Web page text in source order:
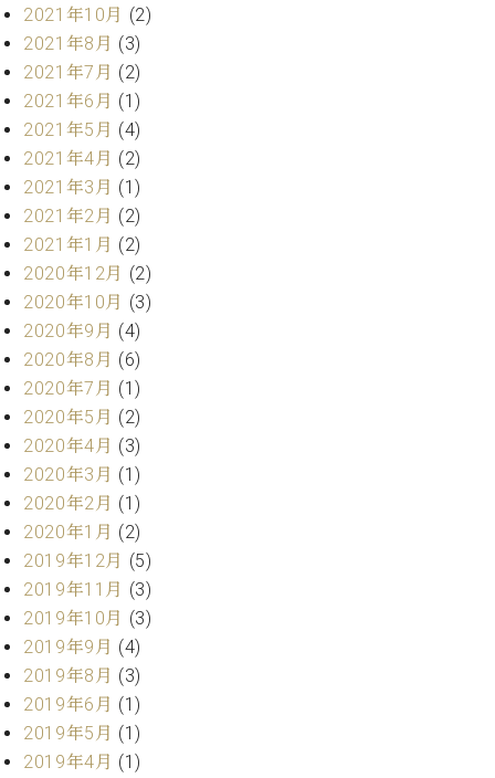
ホ
フ
マ
ン
ヴ
ィ
ジ
ョ
ン
C.BECHSTEIN
Digital(ベ
ヒ
シ
ュ
タ
イ
ン
デ
ジ
タ
ル)
拶
技
者
紹
介
展示
情報
【ユ
ーロ
ピア
ノ特
選中
古】
イ
ン
ト
情
報
八
王
工
房
ブ
ロ
グ
ク
セ
ス
2021年10月 (2)
2021年8月 (3)
2021年7月 (2)
2021年6月 (1)
2021年5月 (4)
2021年4月 (2)
2021年3月 (1)
2021年2月 (2)
2021年1月 (2)
2020年12月 (2)
2020年10月 (3)
2020年9月 (4)
2020年8月 (6)
2020年7月 (1)
2020年5月 (2)
2020年4月 (3)
2020年3月 (1)
2020年2月 (1)
2020年1月 (2)
2019年12月 (5)
2019年11月 (3)
2019年10月 (3)
2019年9月 (4)
2019年8月 (3)
2019年6月 (1)
2019年5月 (1)
2019年4月 (1)